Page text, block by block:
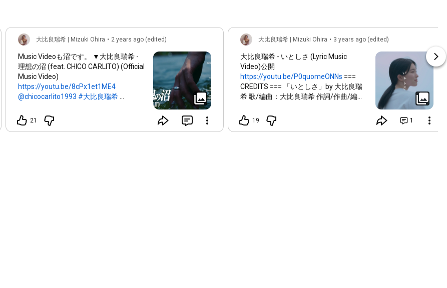
[After All, All Mine]
1.YAWARAKAI HOME
2.ねねねねね、
3.No No No
4.So It's Not Too Late
5.CURVE
6.Tell Me Why
7.How are you feeling?
9.夜を縫って
大比良瑞希 | Mizuki Ohira • 2 years ago (edited)
Music Videoも沼です。 ▼大比良瑞希 -
理想の沼 (feat. CHICO CARLITO) (Official
Music Video)
https://youtu.be/8cPx1et1ME4
#大比良瑞希
#ネオソウル
21
大比良瑞希 | Mizuki Ohira • 3 years ago (edited)
大比良瑞希 - いとしさ (Lyric Music
Video)公開
https://youtu.be/P0quomeONNs
CREDITS === 「いとしさ」by 大比良瑞
希 歌/編曲：大比良瑞希 作詞/作曲/編
樹 撮影/写真：八重代晃矢 カラリスト：
19 1